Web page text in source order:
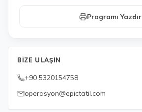
Programı Yazdır
BIZE ULAŞIN
+90 5320154758
operasyon@epictatil.com